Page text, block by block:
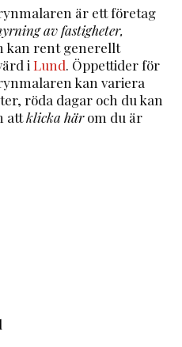
är ett företag
av fastigheter,
kan rent generellt
iLund. Öppettider för
kan variera
röda dagar och du kan
attklicka härom du är